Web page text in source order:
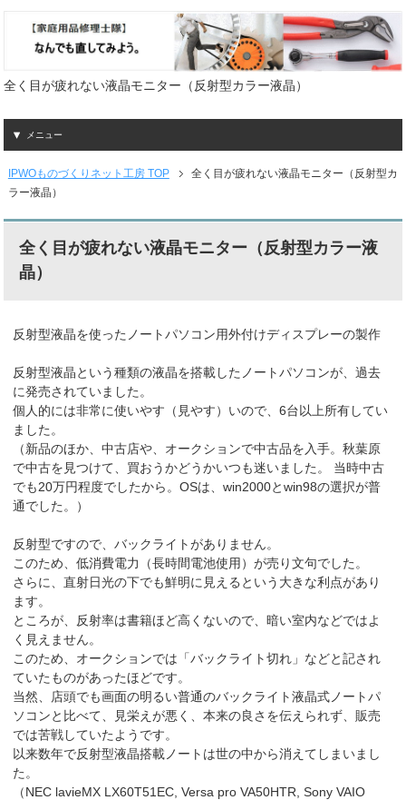
全く目が疲れない液晶モニター（反射型カラー液晶）
メニュー
IPWOものづくりネット工房 TOP
全く目が疲れない液晶モニター（反射型カ
ラー液晶）
全く目が疲れない液晶モニター（反射型カラー液
晶）
反射型液晶を使ったノートパソコン用外付けディスプレーの製作
反射型液晶という種類の液晶を搭載したノートパソコンが、過去
に発売されていました。
個人的には非常に使いやす（見やす）いので、6台以上所有してい
ました。
（新品のほか、中古店や、オークションで中古品を入手。秋葉原
で中古を見つけて、買おうかどうかいつも迷いました。 当時中古
でも20万円程度でしたから。OSは、win2000とwin98の選択が普
通でした。）
反射型ですので、バックライトがありません。
このため、低消費電力（長時間電池使用）が売り文句でした。
さらに、直射日光の下でも鮮明に見えるという大きな利点があり
ます。
ところが、反射率は書籍ほど高くないので、暗い室内などではよ
く見えません。
このため、オークションでは「バックライト切れ」などと記され
ていたものがあったほどです。
当然、店頭でも画面の明るい普通のバックライト液晶式ノートパ
ソコンと比べて、見栄えが悪く、本来の良さを伝えられず、販売
では苦戦していたようです。
以来数年で反射型液晶搭載ノートは世の中から消えてしまいまし
た。
（NEC lavieMX LX60T51EC, Versa pro VA50HTR, Sony VAIO